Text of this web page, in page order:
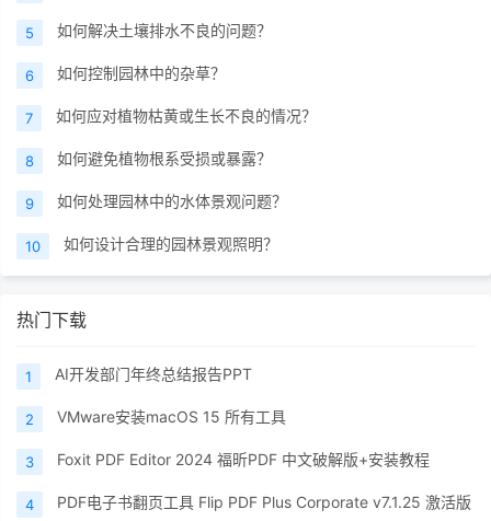
5 如何解决土壤排水不良的问题？
6 如何控制园林中的杂草？
7 如何应对植物枯黄或生长不良的情况？
8 如何避免植物根系受损或暴露？
9 如何处理园林中的水体景观问题？
10 如何设计合理的园林景观照明？
热门下载
1 AI开发部门年终总结报告PPT
2 VMware安装macOS 15 所有工具
3 Foxit PDF Editor 2024 福昕PDF 中文破解版+安装教程
4 PDF电子书翻页工具 Flip PDF Plus Corporate v7.1.25 激活版